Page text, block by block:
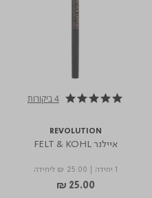
4.8 star rating 4 ביקורות
REVOLUTION
איילנר FELT & KOHL
1 יחידה ₪ 25.00 ליחידה
₪ 25.00